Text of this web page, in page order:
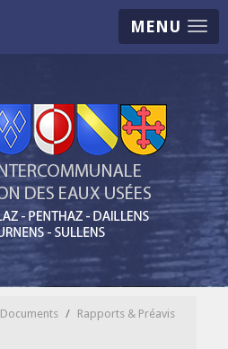
MENU
Documents
Rapports & Préavis